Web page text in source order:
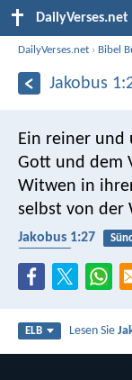
DailyVerses.net
DailyVerses.net › Bibel
Jakobus
Ein reiner
Gott und dem
Witwen in
selbst von der
Jakobus 1:27
ELB Lesen Sie